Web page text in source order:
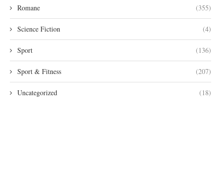
Romane (355)
Science Fiction (4)
Sport (136)
Sport & Fitness (207)
Uncategorized (18)